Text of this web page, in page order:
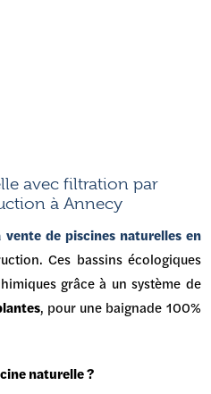
avec filtration par
à Annecy
vente de piscines naturelles en
Ces bassins écologiques
grâce à un système de
, pour une baignade 100%
naturelle ?